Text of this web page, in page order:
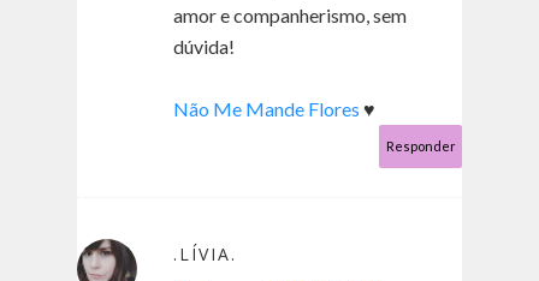
amor e companherismo, sem
dúvida!
Não Me Mande Flores ♥
Responder
.LÍVIA.